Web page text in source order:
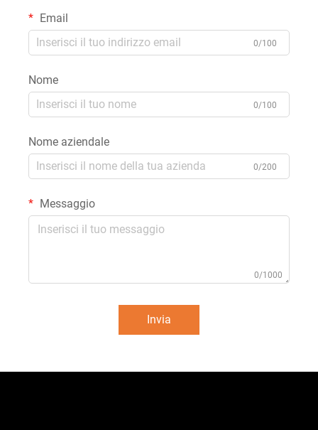
Email
0/100
Nome
0/100
Nome aziendale
0/200
Messaggio
0/1000
Invia